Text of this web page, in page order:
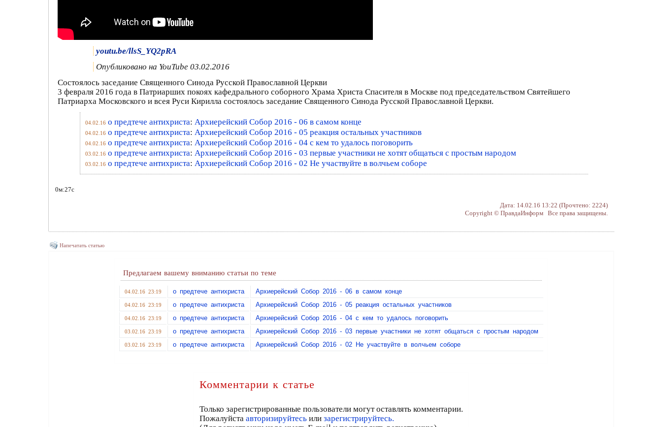
youtu.be/llsS_YQ2pRA
Опубликовано на YouTube 03.02.2016
Состоялось заседание Священного Синода Русской Православной Церкви
3 февраля 2016 года в Патриарших покоях кафедрального соборного Храма Христа Спасителя в Москве под председательством Святейшего
Патриарха Московского и всея Руси Кирилла состоялось заседание Священного Синода Русской Православной Церкви.
04.02.16 о предтече антихриста: Архиерейский Собор 2016 - 06 в самом конце
04.02.16 о предтече антихриста: Архиерейский Собор 2016 - 05 реакция остальных участников
04.02.16 о предтече антихриста: Архиерейский Собор 2016 - 04 с кем то удалось поговорить
03.02.16 о предтече антихриста: Архиерейский Собор 2016 - 03 первые участники не хотят общаться с простым народом
03.02.16 о предтече антихриста: Архиерейский Собор 2016 - 02 Не участвуйте в волчьем соборе
0м:27с
Дата: 14.02.16 13:22 (Прочтено: 2224)
Copyright © ПравдаИнформ Все права защищены.
Напечатать статью
Предлагаем вашему вниманию статьи по теме
04.02.16 23:19 о предтече антихриста Архиерейский Собор 2016 - 06 в самом конце
04.02.16 23:19 о предтече антихриста Архиерейский Собор 2016 - 05 реакция остальных участников
04.02.16 23:19 о предтече антихриста Архиерейский Собор 2016 - 04 с кем то удалось поговорить
03.02.16 23:19 о предтече антихриста Архиерейский Собор 2016 - 03 первые участники не хотят общаться с простым народом
03.02.16 23:19 о предтече антихриста Архиерейский Собор 2016 - 02 Не участвуйте в волчьем соборе
Комментарии к статье
Только зарегистрированные пользователи могут оставлять комментарии.
Пожалуйста авторизируйтесь или зарегистрируйтесь.